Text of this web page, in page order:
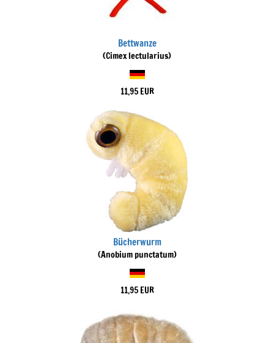
Bettwanze
(Cimex lectularius)
11,95 EUR
Bücherwurm
(Anobium punctatum)
11,95 EUR